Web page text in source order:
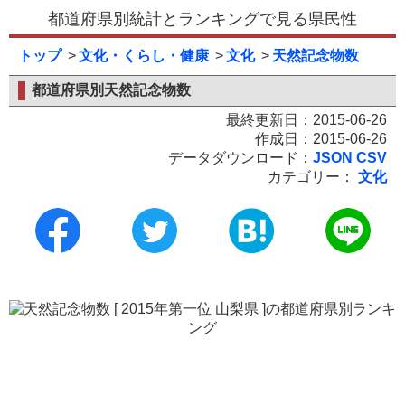
都道府県別統計とランキングで見る県民性
トップ 文化・くらし・健康 文化 天然記念物数
都道府県別天然記念物数
最終更新日：2015-06-26
作成日：2015-06-26
データダウンロード： JSON CSV
カテゴリー：
文化